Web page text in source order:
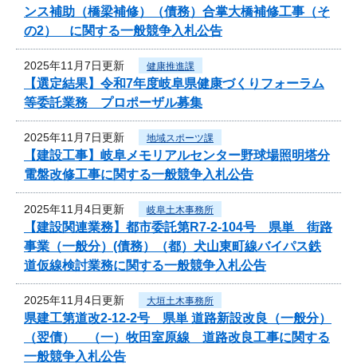
ンス補助（橋梁補修）（債務）合掌大橋補修工事（そ
の2） に関する一般競争入札公告
2025年11月7日更新 健康推進課
【選定結果】令和7年度岐阜県健康づくりフォーラム
等委託業務 プロポーザル募集
2025年11月7日更新 地域スポーツ課
【建設工事】岐阜メモリアルセンター野球場照明塔分
電盤改修工事に関する一般競争入札公告
2025年11月4日更新 岐阜土木事務所
【建設関連業務】都市委託第R7-2-104号 県単 街路
事業（一般分）(債務）（都）犬山東町線バイパス鉄
道仮線検討業務に関する一般競争入札公告
2025年11月4日更新 大垣土木事務所
県建工第道改2-12-2号 県単 道路新設改良（一般分）
（翌債） （一）牧田室原線 道路改良工事に関する
一般競争入札公告